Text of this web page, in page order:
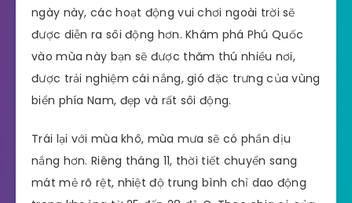
ngày này, các hoạt động vui chơi ngoài trời sẽ
được diễn ra sôi động hơn. Khám phá Phú Quốc
vào mùa này bạn sẽ được thăm thú nhiều nơi,
được trải nghiệm cái nắng, gió đặc trưng của vùng
biển phía Nam, đẹp và rất sôi động.
Trái lại với mùa khô, mùa mưa sẽ có phần dịu
nắng hơn. Riêng tháng 11, thời tiết chuyển sang
mát mẻ rõ rệt, nhiệt độ trung bình chỉ dao động